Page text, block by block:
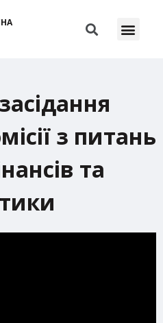
з питань
та